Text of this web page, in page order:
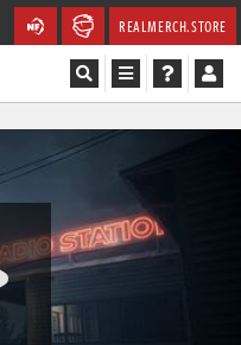
REALMERCH.STORE